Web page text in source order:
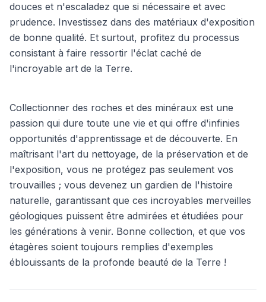
douces et n'escaladez que si nécessaire et avec
prudence. Investissez dans des matériaux d'exposition
de bonne qualité. Et surtout, profitez du processus
consistant à faire ressortir l'éclat caché de
l'incroyable art de la Terre.
Collectionner des roches et des minéraux est une
passion qui dure toute une vie et qui offre d'infinies
opportunités d'apprentissage et de découverte. En
maîtrisant l'art du nettoyage, de la préservation et de
l'exposition, vous ne protégez pas seulement vos
trouvailles ; vous devenez un gardien de l'histoire
naturelle, garantissant que ces incroyables merveilles
géologiques puissent être admirées et étudiées pour
les générations à venir. Bonne collection, et que vos
étagères soient toujours remplies d'exemples
éblouissants de la profonde beauté de la Terre !